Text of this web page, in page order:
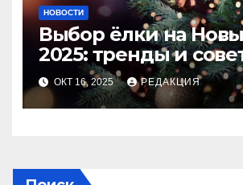
НОВОСТИ
Выбор ёлки на
2025: тренды и
идеального
ОКТ 16, 2025 РЕДАКЦИЯ